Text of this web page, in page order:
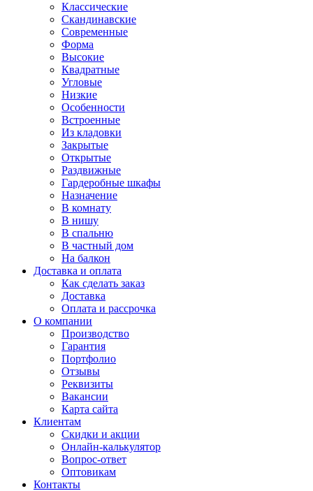
Классические
Скандинавские
Современные
Форма
Высокие
Квадратные
Угловые
Низкие
Особенности
Встроенные
Из кладовки
Закрытые
Открытые
Раздвижные
Гардеробные шкафы
Назначение
В комнату
В нишу
В спальню
В частный дом
На балкон
Доставка и оплата
Как сделать заказ
Доставка
Оплата и рассрочка
О компании
Производство
Гарантия
Портфолио
Отзывы
Реквизиты
Вакансии
Карта сайта
Клиентам
Скидки и акции
Онлайн-калькулятор
Вопрос-ответ
Оптовикам
Контакты